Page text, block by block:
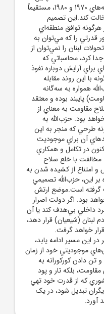
ممکن است رژيم اسيرائيل مانند دهه‌هاي 1970 و 1980، مستقيماً
کند.اين تصميم
توافق منطقه‌اي
قدرتي را که مي‌توان به
لبنان را نمي‌توان از
کرد، محاسباتي که
براي آرايش دوباره نفوذ
با اين روند مقابله
همواره به سه‌گانه
پايبند بوده و معتقد
مقاومت به معناي از
بود. حزب‌الله به
طرحي که منجر به اين
آن براي موجوديت
در تکامل و همکاري
با خلع سلاح
و امتناع از کشيده شدن به
اين، حزب‌الله تصميمي
گرفته است.موضع ارتش
بود. اگر دولت اصرار
داخلي بي‌هدف کند يا آن
لبنان (شيعيان) قرار دهد،
خواهد گرفت.
اين مسير ادامه يابد،
موجوديتي خود از زمان
تن دادن کورکورانه به
بلکه تار و پود
که از قدرت خود تهي
تبديل شود، در يک
آورد.